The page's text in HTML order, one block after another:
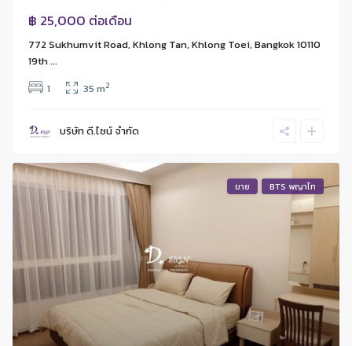
฿ 25,000 ต่อเดือน
772 Sukhumvit Road, Khlong Tan, Khlong Toei, Bangkok 10110
19th ...
1
35 m2
บริษัท ดี.ไซน์ จํากัด
ขาย BTS พญาไท